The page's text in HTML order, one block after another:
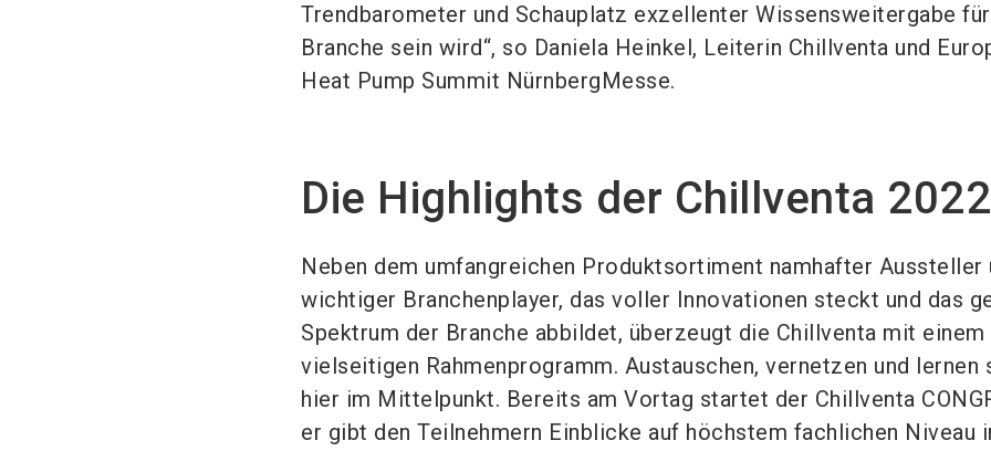
Trendbarometer und Schauplatz exzellenter Wissensweitergabe
Branche sein wird“, so Daniela Heinkel, Leiterin Chillventa und
Heat Pump Summit NürnbergMesse.
Die Highlights der Chillventa 2022
Neben dem umfangreichen Produktsortiment namhafter Aussteller
wichtiger Branchenplayer, das voller Innovationen steckt und das
Spektrum der Branche abbildet, überzeugt die Chillventa mit einem
vielseitigen Rahmenprogramm. Austauschen, vernetzen und lernen
hier im Mittelpunkt. Bereits am Vortag startet der Chillventa
er gibt den Teilnehmern Einblicke auf höchstem fachlichen Niveau